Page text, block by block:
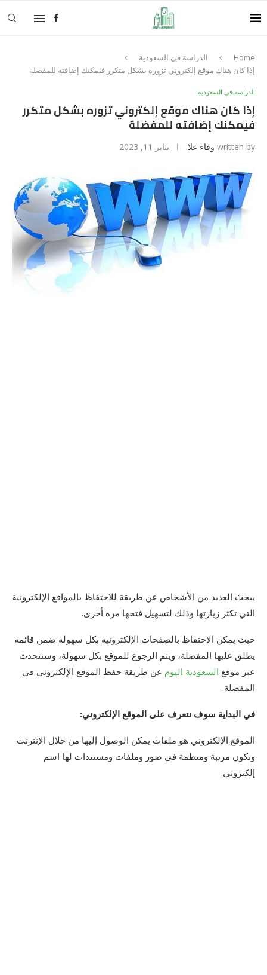
Home
الدراسة في السعودية
إذا كان هناك موقع إلكتروني تزوره بشكل متكرر فيمكنك إضافته للمفضلة
الدراسة في السعودية
إذا كان هناك موقع إلكتروني تزوره بشكل متكرر
فيمكنك إضافته للمفضلة
written by وفاء علا يناير 11, 2023
يبحث العديد من الأشخاص عن طريقة للاحتفاظ بالمواقع الإلكترونية
التي تكثر زيارتها وذلك لتسهيل فتحها مرة أخرى.
حيث يمكن الاحتفاظ بالصفحات الإلكترونية بكل سهولة ضمن قائمة
يطلق عليها المفضلة، ويتم الرجوع للموقع بكل سهولة، وسنتحدث
عبر موقع السعودية اليوم عن طريقة حفظ الموقع الإلكتروني في
المفضلة.
في البداية سوف نتعرف على الموقع الإلكتروني:
الموقع الإلكتروني هو ملفات يمكن الوصول إليها من خلال الإنترنت
وتكون مرتبة ومنظمة في صور وملفات ومستندات لها اسم
إلكتروني.